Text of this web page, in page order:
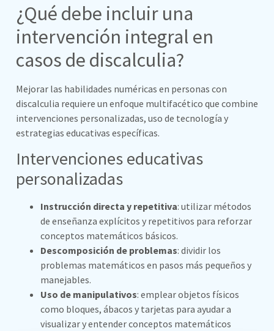
¿Qué debe incluir una
intervención integral en
casos de discalculia?
Mejorar las habilidades numéricas en personas con
discalculia requiere un enfoque multifacético que combine
intervenciones personalizadas, uso de tecnología y
estrategias educativas específicas.
Intervenciones educativas
personalizadas
Instrucción directa y repetitiva: utilizar métodos
de enseñanza explícitos y repetitivos para reforzar
conceptos matemáticos básicos.
Descomposición de problemas: dividir los
problemas matemáticos en pasos más pequeños y
manejables.
Uso de manipulativos: emplear objetos físicos
como bloques, ábacos y tarjetas para ayudar a
visualizar y entender conceptos matemáticos